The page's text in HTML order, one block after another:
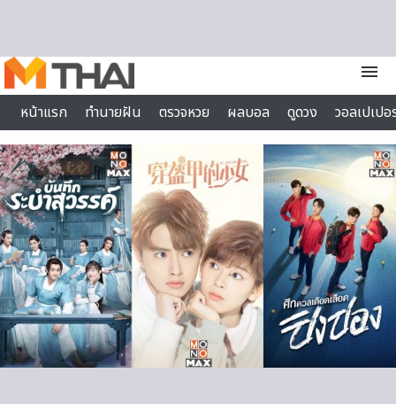
menu
หน้าแรก
ทำนายฝัน ตรวจหวย ผลบอล ดูดวง
วอลเปเป
ไลฟ์สไตล์